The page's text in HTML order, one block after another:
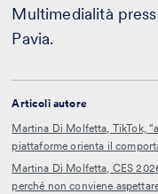
Multimedialità
Pavia.
Articoli autore
Martina Di Molfetta, TikTok,
piattaforme orienta il
Martina Di Molfetta, CES
perché non conviene